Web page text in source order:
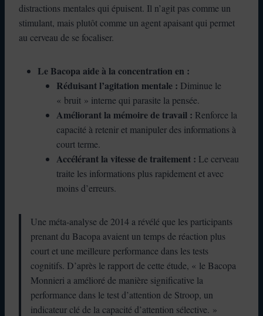
distractions mentales qui épuisent. Il n’agit pas comme un
stimulant, mais plutôt comme un agent apaisant qui permet
au cerveau de se focaliser.
Le Bacopa aide à la concentration en :
Réduisant l’agitation mentale : Diminue le
« bruit » interne qui parasite la pensée.
Améliorant la mémoire de travail : Renforce la
capacité à retenir et manipuler des informations à
court terme.
Accélérant la vitesse de traitement : Le cerveau
traite les informations plus rapidement et avec
moins d’erreurs.
Une méta-analyse de 2014 a révélé que les participants
prenant du Bacopa avaient un temps de réaction plus
court et une meilleure performance dans les tests
cognitifs. D’après le rapport de cette étude, « le Bacopa
Monnieri a amélioré de manière significative la
performance dans le test d’attention de Stroop, un
indicateur clé de la capacité d’attention sélective. »